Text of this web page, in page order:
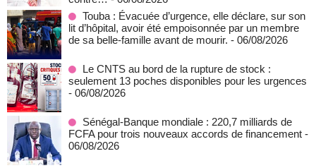
Touba : Évacuée d’urgence, elle déclare, sur son
lit d’hôpital, avoir été empoisonnée par un membre
de sa belle-famille avant de mourir. - 06/08/2026
Le CNTS au bord de la rupture de stock :
seulement 13 poches disponibles pour les urgences
- 06/08/2026
Sénégal-Banque mondiale : 220,7 milliards de
FCFA pour trois nouveaux accords de financement -
06/08/2026